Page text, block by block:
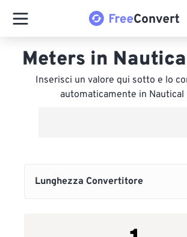
Meters in
Inserisci un valore qui sotto e lo
automaticamente in Nautical